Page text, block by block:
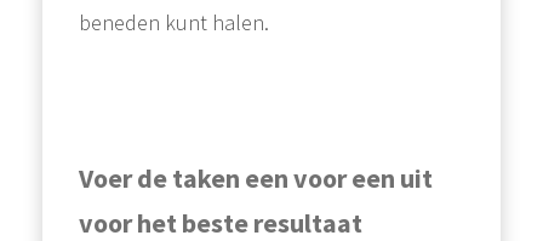
beneden kunt halen.
Voer de taken een voor een uit
voor het beste resultaat